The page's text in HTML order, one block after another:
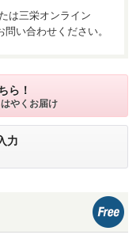
は三栄オンライン
問い合わせください。
ら！
やくお届け
力